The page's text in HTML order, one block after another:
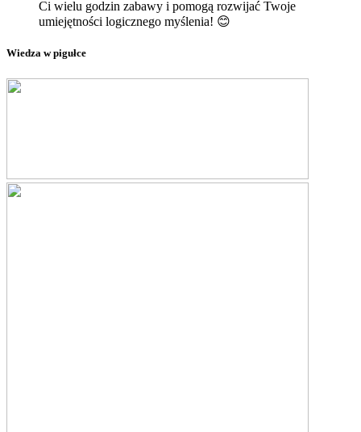
Ci wielu godzin zabawy i pomogą rozwijać Twoje
umiejętności logicznego myślenia! 😊
Wiedza w pigułce